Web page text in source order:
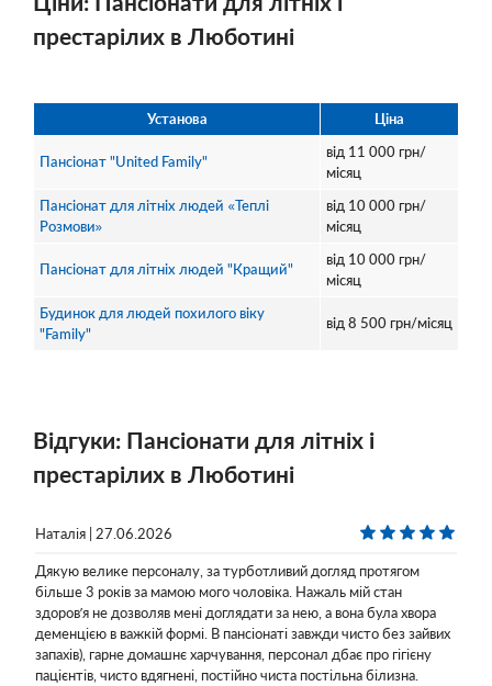
престарілих в Люботині
Установа Ціна
Пансіонат "United Family"
від 11 000грн/
місяц
Пансіонат для літніх людей «Теплі
Розмови»
від 10 000 грн/
місяц
Пансіонат для літніх людей "Кращий"
від 10 000грн/
місяц
Будинок для людей похилого віку
"Family"
від8 500 грн/місяц
Відгуки: Пансіонати для літніх і
престарілих в Люботині
Наталія | 27.06.2026
Дякую велике персоналу, за турботливий догляд протягом
більше 3 років за мамою мого чоловіка. Нажаль мій стан
здоровʼя не дозволяв мені доглядати за нею, а вона була хвора
деменцією в важкій формі. В пансіонаті завжди чисто без зайвих
запахів), гарне домашнє харчування, персонал дбає про гігієну
пацієнтів, чисто вдягнені, постійно чиста постільна білизна.